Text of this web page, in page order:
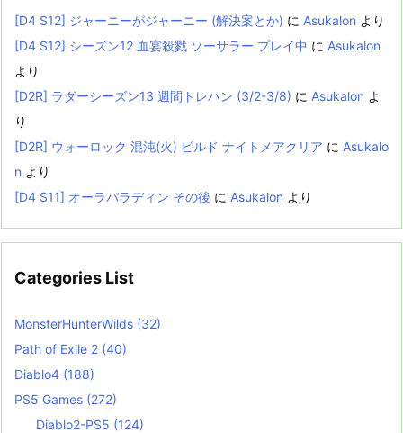
[D4 S12] ジャーニーがジャーニー (解決案とか) に Asukalon より
[D4 S12] シーズン12 血宴殺戮 ソーサラー プレイ中 に Asukalon
より
[D2R] ラダーシーズン13 週間トレハン (3/2-3/8) に Asukalon よ
り
[D2R] ウォーロック 混沌(火) ビルド ナイトメアクリア に Asukalo
n より
[D4 S11] オーラパラディン その後 に Asukalon より
Categories List
MonsterHunterWilds (32)
Path of Exile 2 (40)
Diablo4 (188)
PS5 Games (272)
Diablo2-PS5 (124)